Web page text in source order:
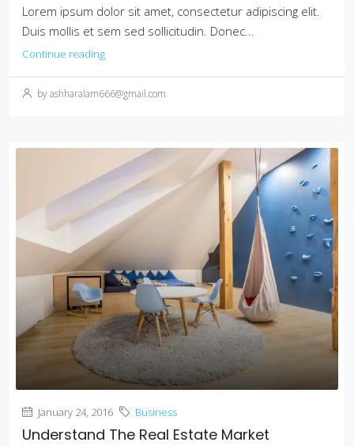
Lorem ipsum dolor sit amet, consectetur adipiscing elit.
Duis mollis et sem sed sollicitudin. Donec...
Continue reading
by ashharalam666@gmail.com
January 24, 2016 Business
Understand The Real Estate Market